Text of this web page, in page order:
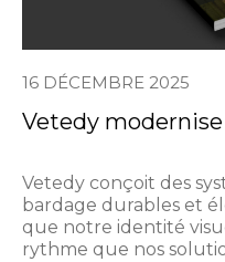
16 DÉCEMBRE 2025
Vetedy
Vetedy conçoit des
bardage durables et
que notre identité
rythme que nos